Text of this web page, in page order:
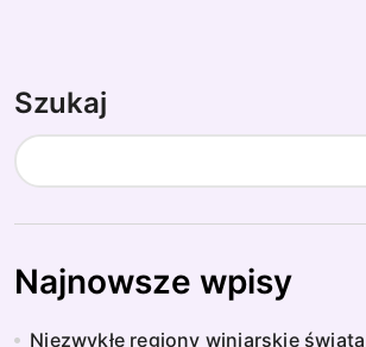
Szukaj
Najnowsze wpisy
Niezwykłe regiony winiarskie świata